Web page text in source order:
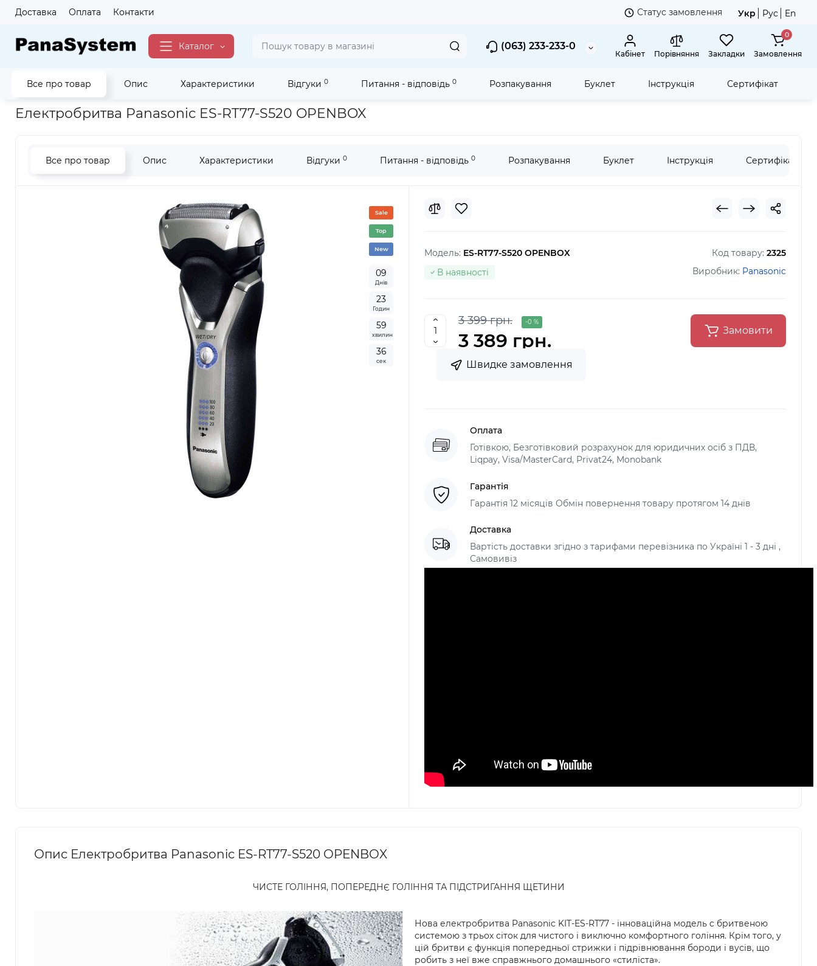
Доставка Оплата Контакти Статус замовлення Укр Рус En
Каталог (063) 233-233-0
Кабінет Порівняння Закладки
0
Замовлення
Все про товар Опис Характеристики Відгуки 0 Питання - відповідь 0 Розпакування Буклет Інструкція Сертифікат
Головна Краса Електробритви Електробритва Panasonic ES-RT77-S520 OPENBOX
Електробритва Panasonic ES-RT77-S520 OPENBOX
Все про товар Опис Характеристики Відгуки 0 Питання - відповідь 0 Розпакування Буклет Інструкція Сертифікат
Sale
Top
New
09
Днів
23
Годин
59
хвилин
35
сек
Модель: ES-RT77-S520 OPENBOX Код товару: 2325
Виробник: Panasonic
В наявності
3 399 грн. -0 %
3 389 грн. Замовити
Швидке замовлення
Оплата
Готівкою, Безготівковий розрахунок для юридичних осіб з ПДВ,
Liqpay, Visa/MasterCard, Privat24, Monobank
Гарантія
Гарантія 12 місяців Обмін повернення товару протягом 14 днів
Доставка
Вартість доставки згідно з тарифами перевізника по Україні 1 - 3 дні ,
Самовивіз
Опис Електробритва Panasonic ES-RT77-S520 OPENBOX
ЧИСТЕ ГОЛІННЯ, ПОПЕРЕДНЄ ГОЛІННЯ ТА ПІДСТРИГАННЯ ЩЕТИНИ
Нова електробритва Panasonic KIT-ES-RT77 - інноваційна модель c бритвеною
системою з трьох сіток для чистого і виключно комфортного гоління. Крім того, у
цій бритви є функція попередньої стрижки і підрівнювання бороди і вусів, що
робить з неї вже справжнього домашнього «стиліста».